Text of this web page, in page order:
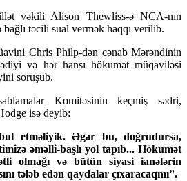
vəkili Alison Thewliss-ə NCA-nın
bağlı təcili sual vermək haqqı verilib.
Chris Philp-dən cənab Mərəndinin
və hər hansı hökumət müqaviləsi
soruşub.
Komitəsinin keçmiş sədri,
isə deyib:
etməliyik. Əgər bu, doğrudursa,
əməlli-başlı yol tapıb... Hökumət
olmağı və bütün siyasi ianələrin
tələb edən qaydalar çıxaracaqmı”.